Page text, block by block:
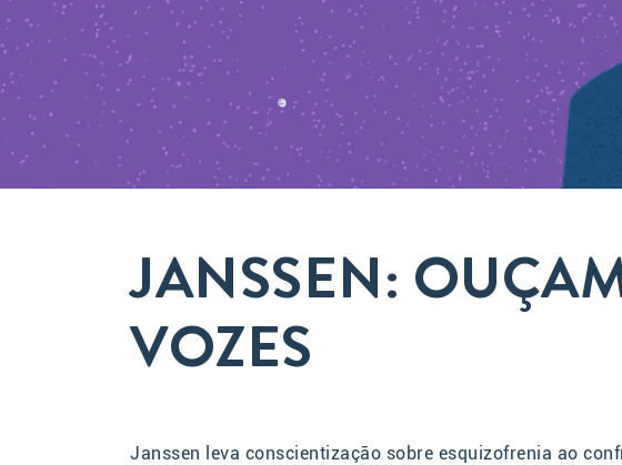
JANSSEN:
VOZES
Janssen leva conscientização sobre esquizofrenia ao